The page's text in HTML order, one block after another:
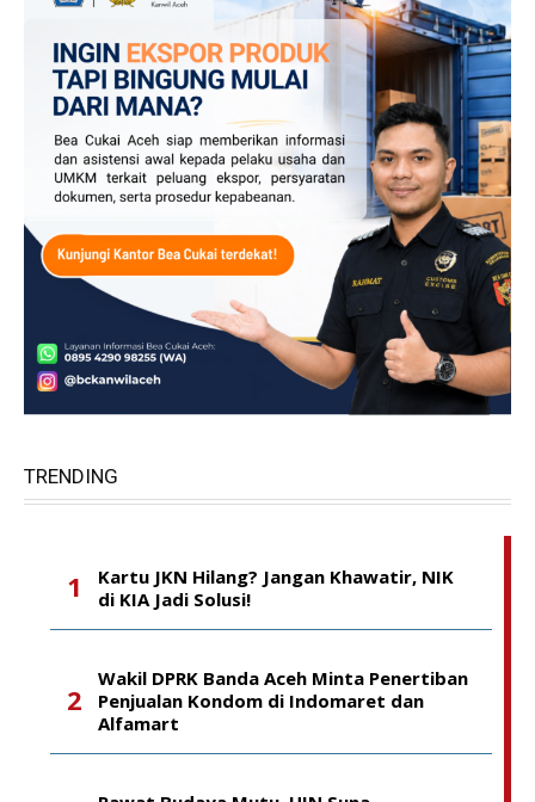
TRENDING
Kartu JKN Hilang? Jangan Khawatir, NIK
di KIA Jadi Solusi!
Wakil DPRK Banda Aceh Minta Penertiban
Penjualan Kondom di Indomaret dan
Alfamart